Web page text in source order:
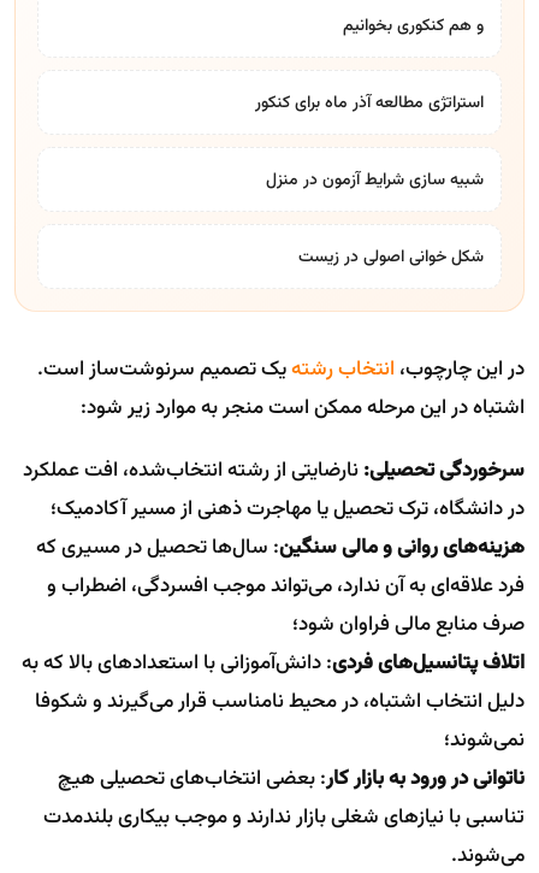
و هم کنکوری بخوانیم
استراتژی مطالعه آذر ماه برای کنکور
شبیه سازی شرایط آزمون در منزل
شکل خوانی اصولی در زیست
در این چارچوب، انتخاب رشتهیک تصمیم سرنوشت‌ساز است.
اشتباه در این مرحله ممکن است منجر به موارد زیر شود:
سرخوردگی تحصیلی:نارضایتی از رشته انتخاب‌شده، افت عملکرد
در دانشگاه، ترک تحصیل یا مهاجرت ذهنی از مسیر آکادمیک؛
هزینه‌های روانی و مالی سنگین: سال‌ها تحصیل در مسیری که
فرد علاقه‌ای به آن ندارد، می‌تواند موجب افسردگی، اضطراب و
صرف منابع مالی فراوان شود؛
اتلاف پتانسیل‌های فردی: دانش‌آموزانی با استعدادهای بالا که به
دلیل انتخاب اشتباه، در محیط نامناسب قرار می‌گیرند و شکوفا
نمی‌شوند؛
ناتوانی در ورود به بازار کار: بعضی انتخاب‌های تحصیلی هیچ
تناسبی با نیازهای شغلی بازار ندارند و موجب بیکاری بلندمدت
می‌شوند.